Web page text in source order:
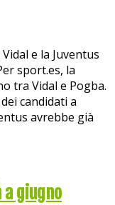
e la Juventus
sport.es, la
tra Vidal e Pogba.
candidati a
avrebbe già
a giugno